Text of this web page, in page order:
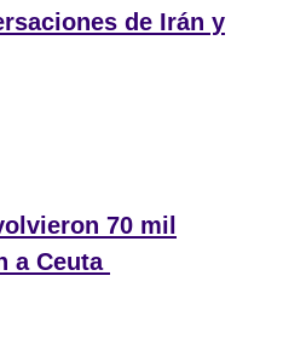
de Irán y
70 mil
a Ceuta